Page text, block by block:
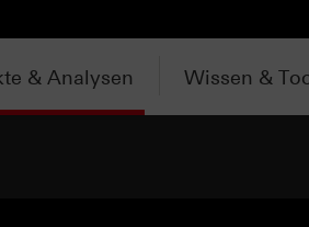
& Analysen Wissen &